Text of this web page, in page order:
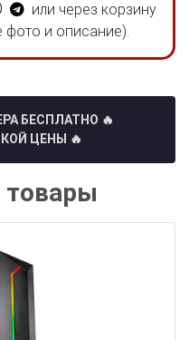
или через корзину
и описание).
БЕСПЛАТНО 🔥
ЦЕНЫ 🔥